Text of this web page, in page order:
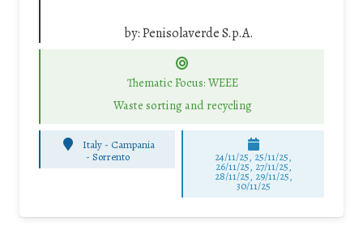
by:Penisolaverde S.p.A.
Thematic Focus: WEEE
Waste sorting and recycling
Italy - Campania
- Sorrento 24/11/25, 25/11/25,
26/11/25, 27/11/25,
28/11/25, 29/11/25,
30/11/25